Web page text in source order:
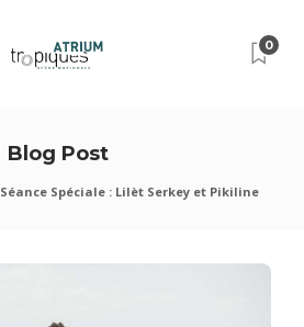
0
Blog Post
Séance Spéciale : Lilèt Serkey et Pikiline